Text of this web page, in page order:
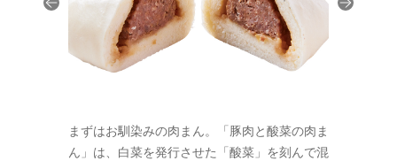
まずはお馴染みの肉まん。「豚肉と酸菜の肉ま
ん」は、白菜を発行させた「酸菜」を刻んで混